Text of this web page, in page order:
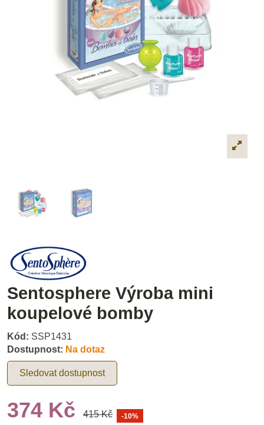
Sentosphere Výroba mini
koupelové bomby
Kód: SSP1431
Dostupnost: Na dotaz
Sledovat dostupnost
374 Kč 415 Kč -10%